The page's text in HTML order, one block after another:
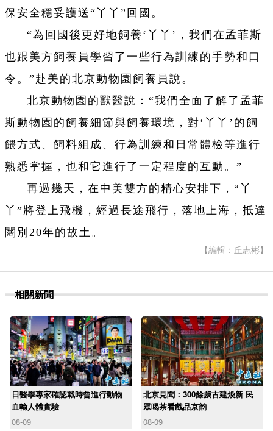
保安全穩妥護送“丫丫”回國。
“為回國後更好地飼養‘丫丫’，我們在孟菲斯
也跟美方飼養員學習了一些行為訓練的手勢和口
令。”赴美的北京動物園飼養員說。
北京動物園的獸醫說：“我們全面了解了孟菲
斯動物園的飼養細節與飼養環境，對‘丫丫’的飼
餵方式、飼料組成、行為訓練和日常體檢等進行
熟悉掌握，也和它進行了一定程度的互動。”
再過幾天，在中美雙方的精心安排下，“丫
丫”將登上飛機，經過長途飛行，落地上海，抵達
闊別20年的故土。
【編輯：丘志彬】
相關新聞
日醫學專家確認戰時曾進行動物
血輸人體實驗
08-09
北京見聞：300餘歲古建煥新 民
眾喝茶看戲品京韵
08-09